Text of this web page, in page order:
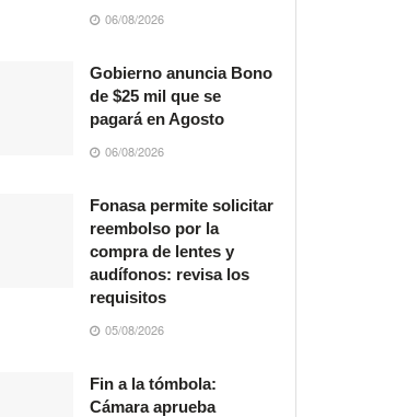
06/08/2026
Gobierno anuncia Bono
de $25 mil que se
pagará en Agosto
06/08/2026
Fonasa permite solicitar
reembolso por la
compra de lentes y
audífonos: revisa los
requisitos
05/08/2026
Fin a la tómbola:
Cámara aprueba